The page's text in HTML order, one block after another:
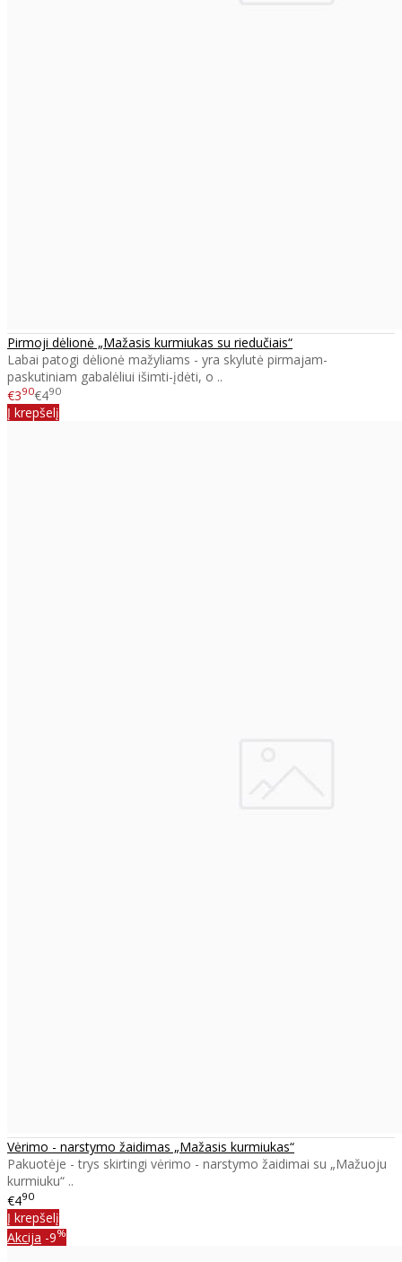
Pirmoji dėlionė „Mažasis kurmiukas su riedučiais“
Labai patogi dėlionė mažyliams - yra skylutė pirmajam-
paskutiniam gabalėliui išimti-įdėti, o ..
€390€490
Į krepšelį
Vėrimo - narstymo žaidimas „Mažasis kurmiukas“
Pakuotėje - trys skirtingi vėrimo - narstymo žaidimai su „Mažuoju
kurmiuku“ ..
€490
Į krepšelį
Akcija -9%